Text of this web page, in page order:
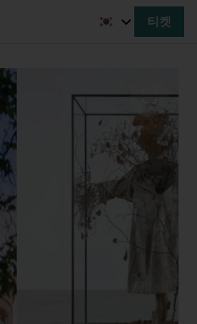
티켓
€35부터
€19.50
프리